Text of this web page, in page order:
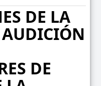
DE LA
DE